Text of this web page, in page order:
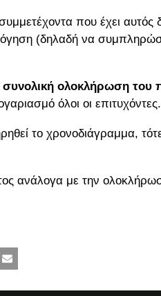
που έχει αυτός
(δηλαδή να
συνολική ολοκλήρωση του
όλοι οι επιτυχόντες.
το χρονοδιάγραμμα,
ανάλογα με την